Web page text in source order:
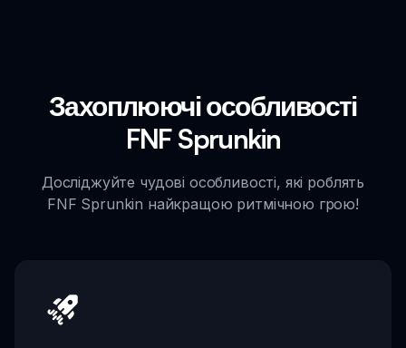
Захоплюючі особливості
FNF Sprunkin
Досліджуйте чудові особливості, які роблять
FNF Sprunkin найкращою ритмічною грою!